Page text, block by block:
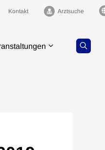
Kontakt Arztsuche